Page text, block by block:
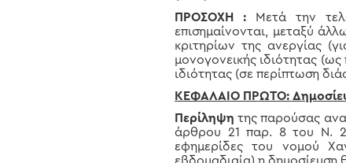
ΠΡΟΣΟΧΗ :
Μετά την
επισημαίνονται, μεταξύ
κριτηρίων της ανεργίας
μονογονεικής ιδιότητας
ιδιότητας (σε περίπτωση
ΚΕΦΑΛΑΙΟ ΠΡΩΤΟ:
Περίληψη της παρούσας
άρθρου 21 παρ. 8 του Ν.
εφημερίδες του νομού